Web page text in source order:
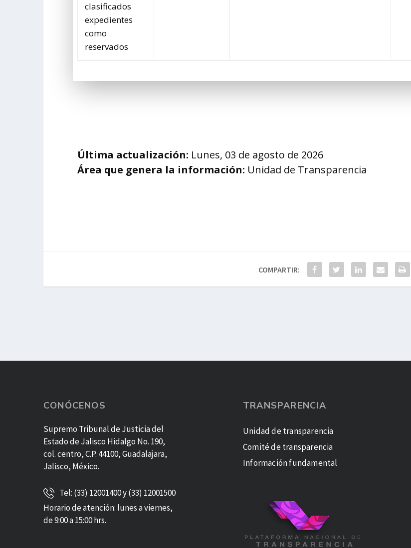
clasificados
expedientes
como
reservados
Última actualización: Lunes, 03 de agosto de 2026
Área que genera la información: Unidad de Transparencia
COMPARTIR:
CONÓCENOS
Supremo Tribunal de Justicia del
Estado de Jalisco Hidalgo No. 190,
col. centro, C.P. 44100, Guadalajara,
Jalisco, México.
Tel: (33) 12001400 y (33) 12001500
Horario de atención: lunes a viernes,
de 9:00 a 15:00 hrs.
TRANSPARENCIA
Unidad de transparencia
Comité de transparencia
Información fundamental